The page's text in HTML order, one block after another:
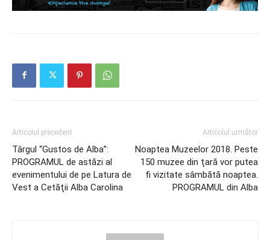
Articolul precedent
Târgul “Gustos de Alba”:
PROGRAMUL de astăzi al
evenimentului de pe Latura de
Vest a Cetăţii Alba Carolina
Articolul următor
Noaptea Muzeelor 2018. Peste
150 muzee din ţară vor putea
fi vizitate sâmbătă noaptea.
PROGRAMUL din Alba